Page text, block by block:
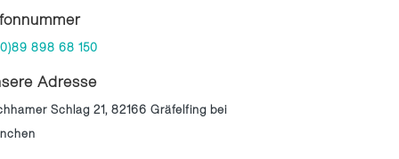
898 68 150
Adresse
Schlag 21, 82166 Gräfelfing bei